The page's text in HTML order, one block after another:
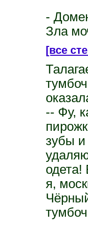
-
Зла
[все
-- Фу,
зубы и
я,